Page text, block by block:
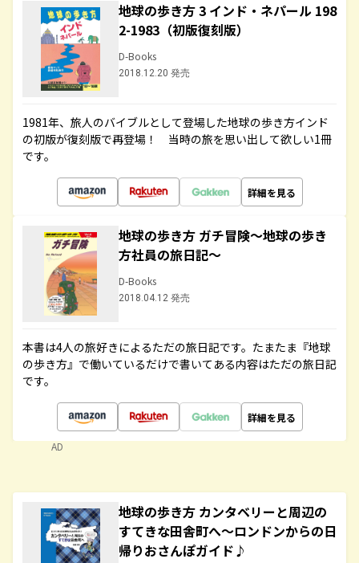
地球の歩き方 3 インド・ネパール 198
2-1983（初版復刻版）
D-Books
2018.12.20 発売
1981年、旅人のバイブルとして登場した地球の歩き方インド
の初版が復刻版で再登場！ 当時の旅を思い出して欲しい1冊
です。
詳細を見る
地球の歩き方 ガチ冒険～地球の歩き
方社員の旅日記～
D-Books
2018.04.12 発売
本書は4人の旅好きによるただの旅日記です。たまたま『地球
の歩き方』で働いているだけで書いてある内容はただの旅日記
です。
詳細を見る
AD
地球の歩き方 カンタベリーと周辺の
すてきな田舎町へ～ロンドンからの日
帰りおさんぽガイド♪